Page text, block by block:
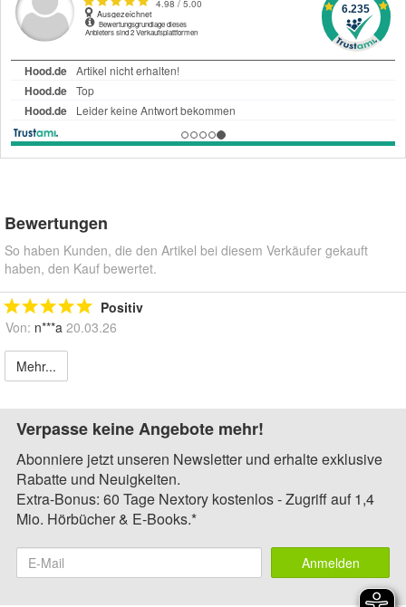
Bewertungen
So haben Kunden, die den Artikel bei diesem Verkäufer gekauft
haben, den Kauf bewertet.
Positiv
Von: n***a 20.03.26
Mehr...
Verpasse keine Angebote mehr!
Abonniere jetzt unseren Newsletter und erhalte exklusive
Rabatte und Neuigkeiten.
Extra-Bonus: 60 Tage Nextory kostenlos - Zugriff auf 1,4
Mio. Hörbücher & E-Books.*
Anmelden